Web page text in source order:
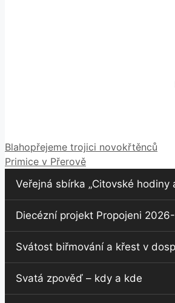
Blahopřejeme trojici novokřtěnců
Primice v Přerově
Veřejná sbírka „Citovské hodiny
Diecézní projekt Propojeni
Svátost biřmování a křest v
Svatá zpověď – kdy a kde